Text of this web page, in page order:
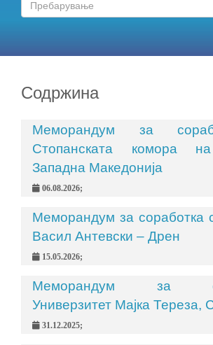
Содржина
Меморандум за
Стопанската комора
Западна Македонија
06.08.2026;
Меморандум за соработка
Васил Антевски – Дрен
15.05.2026;
Меморандум за
Универзитет Мајка Тереза,
31.12.2025;